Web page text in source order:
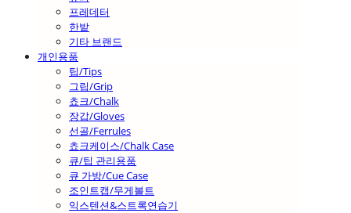
프레데터
한밭
기타 브랜드
개인용품
팁/Tips
그립/Grip
쵸크/Chalk
장갑/Gloves
선골/Ferrules
쵸크케이스/Chalk Case
큐/팁 관리용품
큐 가방/Cue Case
조인트캡/무게볼트
익스텐션&스트록연습기